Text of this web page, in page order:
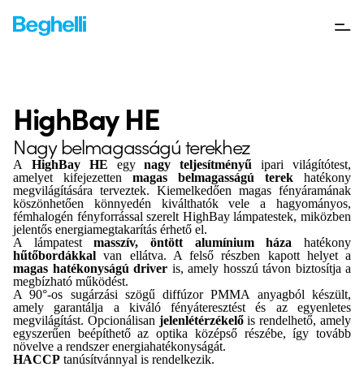
HighBay HE
Nagy belmagasságú terekhez
A HighBay HE egynagy teljesítményű ipari világítótest,
amelyet kifejezetten magas belmagasságú terek hatékony
megvilágítására terveztek. Kiemelkedően magas fényáramának
köszönhetően könnyedén kiválthatók vele a hagyományos,
fémhalogén fényforrással szerelt HighBay lámpatestek, miközben
jelentős energiamegtakarítás érhető el.
A lámpatestmasszív, öntött alumínium házahatékony
hűtőbordákkal van ellátva. A felső részben kapott helyet a
magas hatékonyságú driver is, amely hosszú távon biztosítja a
megbízható működést.
A 90°-os sugárzási szögű diffúzor PMMA anyagból készült,
amely garantálja a kiváló fényáteresztést és az egyenletes
megvilágítást. Opcionálisan jelenlétérzékelőis rendelhető, amely
egyszerűen beépíthető az optika középső részébe, így tovább
növelve a rendszer energiahatékonyságát.
HACCP tanúsítvánnyal is rendelkezik.